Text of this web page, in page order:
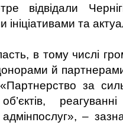
відвідали
ініціативами та
в тому числі
й
за
об’єктів,
–